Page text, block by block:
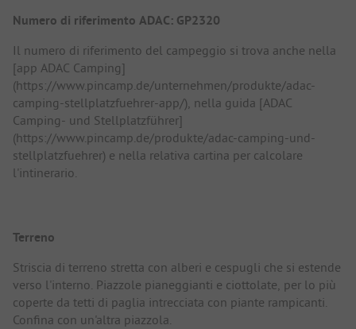
Numero di riferimento ADAC: GP2320
Il numero di riferimento del campeggio si trova anche nella
[app ADAC Camping]
(https://www.pincamp.de/unternehmen/produkte/adac-
camping-stellplatzfuehrer-app/), nella guida [ADAC
Camping- und Stellplatzführer]
(https://www.pincamp.de/produkte/adac-camping-und-
stellplatzfuehrer) e nella relativa cartina per calcolare
l'intinerario.
Terreno
Striscia di terreno stretta con alberi e cespugli che si estende
verso l'interno. Piazzole pianeggianti e ciottolate, per lo più
coperte da tetti di paglia intrecciata con piante rampicanti.
Confina con un'altra piazzola.